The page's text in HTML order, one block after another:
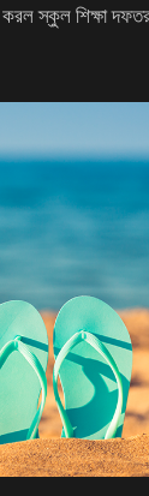
স্কুল শিক্ষা